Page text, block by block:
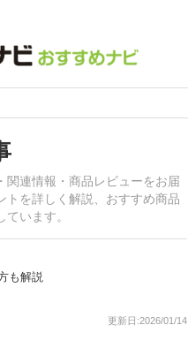
関連情報・商品レビューをお届
トを詳しく解説、おすすめ商品
います。
も解説
更新日:2026/01/14